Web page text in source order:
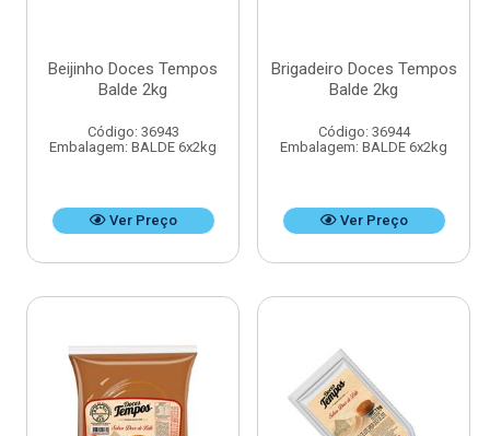
Beijinho Doces Tempos
Balde 2kg
Código: 36943
Embalagem: BALDE 6x2kg
Ver Preço
Brigadeiro Doces Tempos
Balde 2kg
Código: 36944
Embalagem: BALDE 6x2kg
Ver Preço